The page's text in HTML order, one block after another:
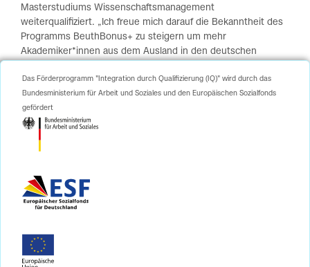
Masterstudiums Wissenschaftsmanagement
weiterqualifiziert. „Ich freue mich darauf die Bekanntheit des
Programms BeuthBonus+ zu steigern um mehr
Akademiker*innen aus dem Ausland in den deutschen
es soll nicht an Hürden, wie Formalien des deutschen
Bewerbungsprozesses oder der Stellensuche, scheitern.
Dabei hilft zum Beispiel BeuthBonus+.“
Links
hochschule.de/beuthbonus/projektteam-kontakt/
Copyright: Tauland Goge, Heike Kühn
zurück
Das Förderprogramm "Integration durch Qualifizierung (IQ)" wird durch das
Bundesministerium für Arbeit und Soziales und den Europäischen Sozialfonds
gefördert